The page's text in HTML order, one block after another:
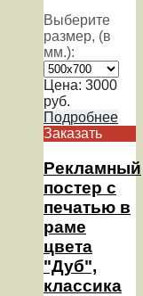
Выберите
размер, (в
мм.):
Цена: 3000
руб.
Подробнее
Заказать
Рекламный
постер с
печатью в
раме
цвета
"Дуб",
классика